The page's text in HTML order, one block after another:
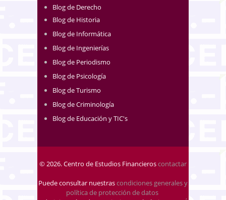
Blog de Derecho
Blog de Historia
Blog de Informática
Blog de Ingenierías
Blog de Periodismo
Blog de Psicología
Blog de Turismo
Blog de Criminología
Blog de Educación y TIC's
© 2026. Centro de Estudios Financieroscontactar
Puede consultar nuestrascondiciones generales y
política de protección de datos